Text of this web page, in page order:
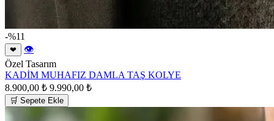
-%11
❤
👁
Özel Tasarım
KADİM MUHAFIZ DAMLA TAŞ KOLYE
8.900,00 ₺ 9.990,00 ₺
🛒 Sepete Ekle